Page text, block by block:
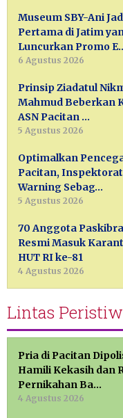
Museum SBY-Ani
Pertama di Jatim
Luncurkan Promo
6 Agustus 2026
Prinsip Ziadatul
Mahmud Beberkan
ASN Pacitan …
5 Agustus 2026
Optimalkan
Pacitan,
Warning Sebag…
5 Agustus 2026
70 Anggota
Resmi Masuk
HUT RI ke-81
4 Agustus 2026
Lintas
Pria di Pacitan
Hamili Kekasih dan
Pernikahan Ba…
4 Agustus 2026